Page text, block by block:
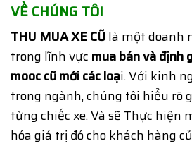
VỀ CHÚNG TÔI
THU MUA XE CŨlà một doanh
trong lĩnh vực mua bán và định
mooc cũ mới các loại. Với kinh
trong ngành, chúng tôi hiểu rõ
từng chiếc xe. Và sẽ Thực hiện
hóa giá trị đó cho khách hàng